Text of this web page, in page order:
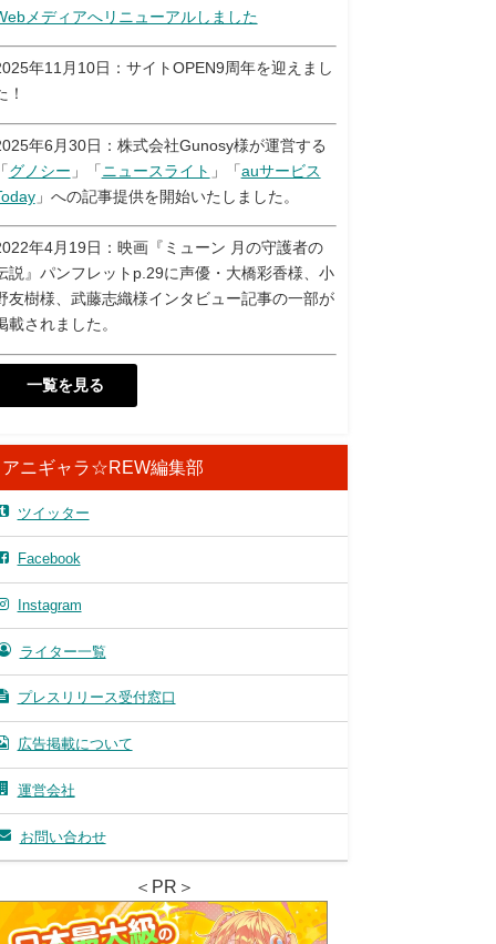
メディアへリニューアルしました
年11月10日：サイトOPEN9周年を迎えまし
！
年6月30日：株式会社Gunosy様が運営する
グノシー 」「 ニュースライト 」「auサービス
」への記事提供を開始いたしました。
年4月19日：映画『ミューン 月の守護者の
説』パンフレットp.29に声優・大橋彩香様、小
友樹様、武藤志織様インタビュー記事の一部が
載されました。
一覧を見る
アニギャラ☆REW編集部
ツイッター
Facebook
Instagram
ライター一覧
プレスリリース受付窓口
広告掲載について
運営会社
お問い合わせ
＜PR＞